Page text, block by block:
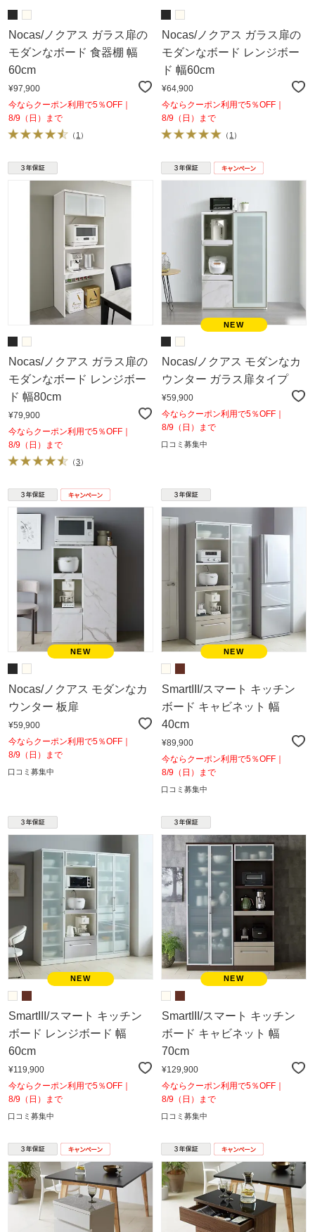
Nocas/ノクアス ガラス扉の
モダンなボード 食器棚 幅
60cm
¥97,900
今ならクーポン利用で5％OFF｜
8/9（日）まで
（ 1 ）
Nocas/ノクアス ガラス扉の
モダンなボード レンジボー
ド 幅60cm
¥64,900
今ならクーポン利用で5％OFF｜
8/9（日）まで
（ 1 ）
Nocas/ノクアス ガラス扉の
モダンなボード レンジボー
ド 幅80cm
¥79,900
今ならクーポン利用で5％OFF｜
8/9（日）まで
（3）
Nocas/ノクアス モダンなカ
ウンター ガラス扉タイプ
¥59,900
今ならクーポン利用で5％OFF｜
8/9（日）まで
口コミ募集中
Nocas/ノクアス モダンなカ
ウンター 板扉
¥59,900
今ならクーポン利用で5％OFF｜
8/9（日）まで
口コミ募集中
SmartIII/スマート キッチン
ボード キャビネット 幅
40cm
¥89,900
今ならクーポン利用で5％OFF｜
8/9（日）まで
口コミ募集中
SmartIII/スマート キッチン
ボード レンジボード 幅
60cm
¥119,900
今ならクーポン利用で5％OFF｜
8/9（日）まで
口コミ募集中
SmartIII/スマート キッチン
ボード キャビネット 幅
70cm
¥129,900
今ならクーポン利用で5％OFF｜
8/9（日）まで
口コミ募集中